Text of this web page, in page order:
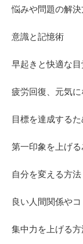
悩みや問題の解
意識と記憶術
早起きと快適な
疲労回復、元気
目標を達成する
第一印象を上げ
自分を変える方法
良い人間関係や
集中力を上げる方